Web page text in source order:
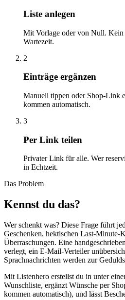
Liste anlegen
Mit Vorlage oder von Null.
Wartezeit.
2
Einträge ergänzen
Manuell tippen oder Shop-Link
kommen automatisch.
3
Per Link teilen
Privater Link für alle. Wer
in Echtzeit.
Das Problem
Kennst du das?
Wer schenkt was? Diese Frage führt
Geschenken, hektischen Last-Minute-
Überraschungen. Eine
verlegt, ein E-Mail-Verteiler
Sprachnachrichten werden zur
Mit Listenhero erstellst du in unter
Wunschliste, ergänzt Wünsche per
kommen automatisch), und lässt